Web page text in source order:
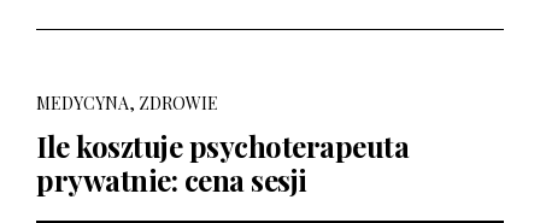
MEDYCYNA, ZDROWIE
Ile kosztuje psychoterapeuta
prywatnie: cena sesji